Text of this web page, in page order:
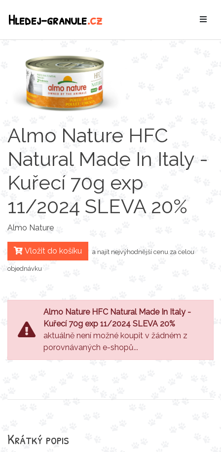
Hledej-granule.cz
Almo Nature HFC
Natural Made In Italy -
Kuřecí 70g exp
11/2024 SLEVA 20%
Almo Nature
Vložit do košíku a najít nejvýhodnější cenu za celou
objednávku
Almo Nature HFC Natural Made In Italy -
Kuřecí 70g exp 11/2024 SLEVA 20%
aktuálně není možné koupit v žádném z
porovnávaných e-shopů...
Krátký popis